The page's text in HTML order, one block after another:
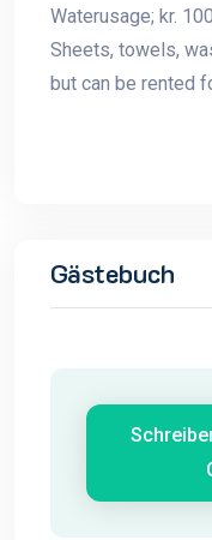
Waterusage; kr.
Sheets, towels,
but can be rented
Gästebuch